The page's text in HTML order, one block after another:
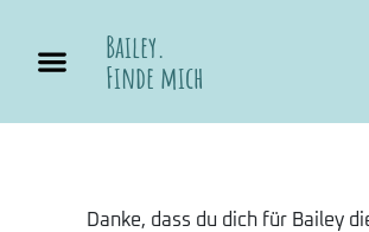
Bailey.
Finde mich
Danke, dass du dich für Bailey